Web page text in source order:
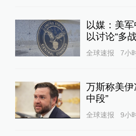
以媒：美
以讨论“多
全球速报 7小
万斯称美伊
中段”
全球速报 9小